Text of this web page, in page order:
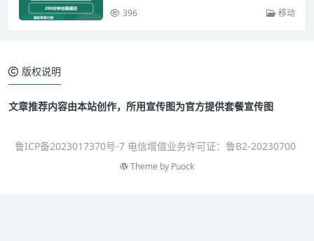
396 移动
版权说明
文章推荐内容由本站创作，所用宣传图为官方提供套餐宣传图
鲁ICP备2023017370号-7 电信增值业务许可证：鲁B2-20230700
Theme by Puock